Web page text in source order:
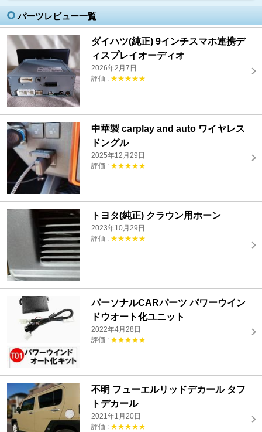
パーツレビュー一覧
ダイハツ(純正) 9インチスマホ連携デ
ィスプレイオーディオ
2026年2月7日
評価 : ★★★★★
中華製 carplay and auto ワイヤレス
ドングル
2025年12月29日
評価 : ★★★★★
トヨタ(純正) クラウン用ホーン
2023年10月29日
評価 : ★★★★★
パーソナルCARパーツ パワーウイン
ドウオート化ユニット
2022年4月28日
評価 : ★★★★★
不明 フューエルリッドデカール タフ
トデカール
2021年1月20日
評価 : ★★★★★